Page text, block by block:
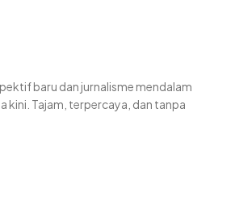
baru dan jurnalisme mendalam
kini. Tajam, terpercaya, dan tanpa